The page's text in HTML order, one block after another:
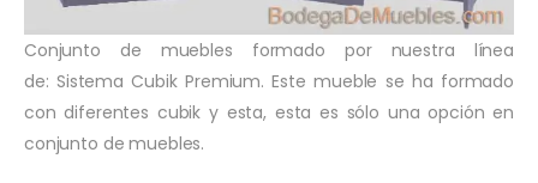
Conjunto de muebles formado por nuestra línea
de: Sistema Cubik Premium. Este mueble se ha formado
con diferentes cubik y esta, esta es sólo una opción en
conjunto de muebles.